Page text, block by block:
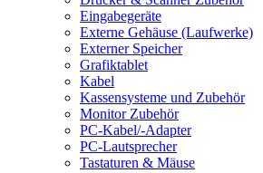
Eingabegeräte
Externe Gehäuse (Laufwerke)
Externer Speicher
Grafiktablet
Kabel
Kassensysteme und Zubehör
Monitor Zubehör
PC-Kabel/-Adapter
PC-Lautsprecher
Tastaturen & Mäuse